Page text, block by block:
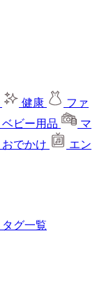
健康
ファ
ベビー用品
マ
おでかけ
エン
タグ一覧